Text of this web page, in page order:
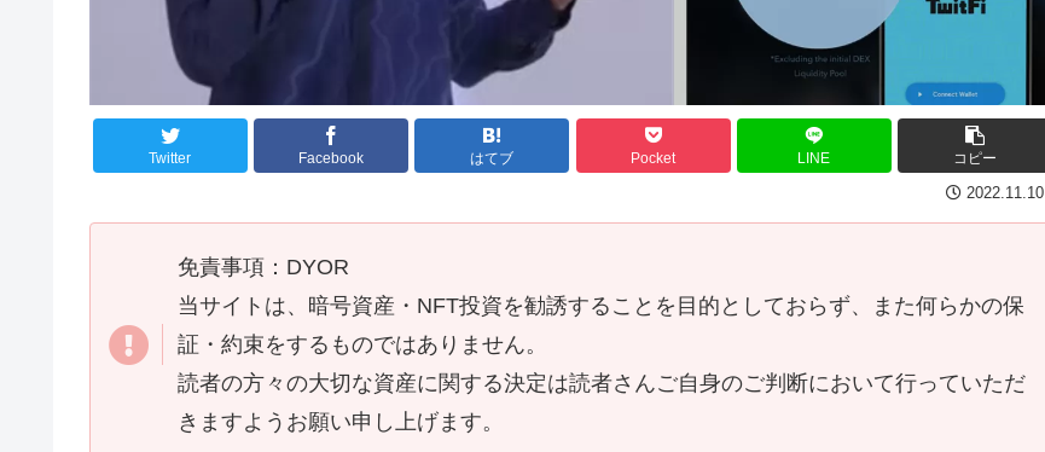
Twitter Facebook はてブ Pocket LINE コピー
2022.11.10
免責事項：DYOR
当サイトは、暗号資産・NFT投資を勧誘することを目的としておらず、また何らかの保
証・約束をするものではありません。
読者の方々の大切な資産に関する決定は読者さんご自身のご判断において行っていただ
きますようお願い申し上げます。